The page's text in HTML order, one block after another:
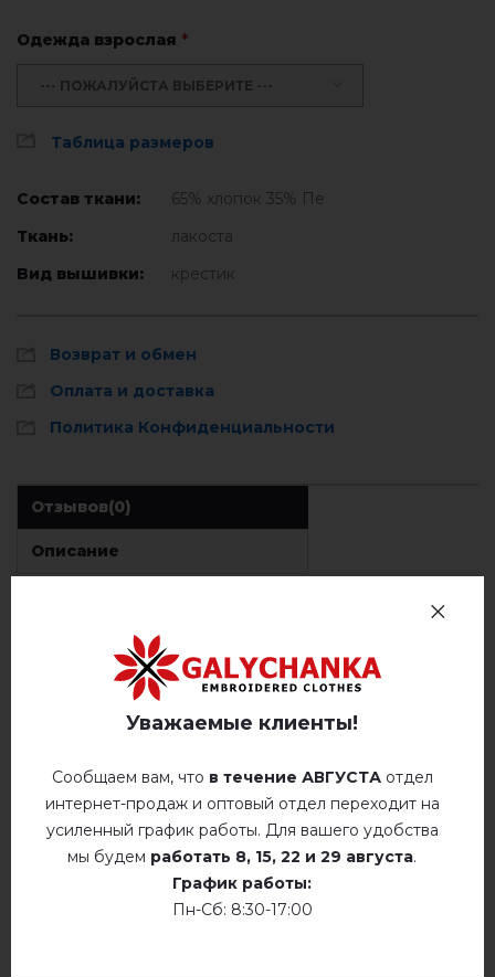
Одежда взрослая *
--- ПОЖАЛУЙСТА ВЫБЕРИТЕ ---
Таблица размеров
Состав ткани:
65% хлопок 35% Пе
Ткань:
лакоста
Вид вышивки:
крестик
Возврат и обмен
Оплата и доставка
Политика Конфиденциальности
Отзывов(0)
Описание
ОТЗЫВЫ О НАСЛЕДСТВО (ДЖИНС С СИНИМ)
Немає відгуків про цей товар.
синим)
Уважаемые клиенты!
Сообщаем вам, что в течение АВГУСТАотдел
интернет-продаж и оптовый отдел переходит на
усиленный график работы. Для вашего удобства
мы будем работать 8, 15, 22 и 29 августа.
График работы:
Пн-Сб: 8:30-17:00